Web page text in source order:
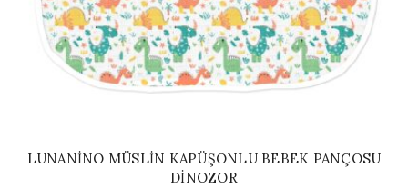
LUNANINO MÜSLIN KAPÜŞONLU BEBEK PANÇOSU
DINOZOR